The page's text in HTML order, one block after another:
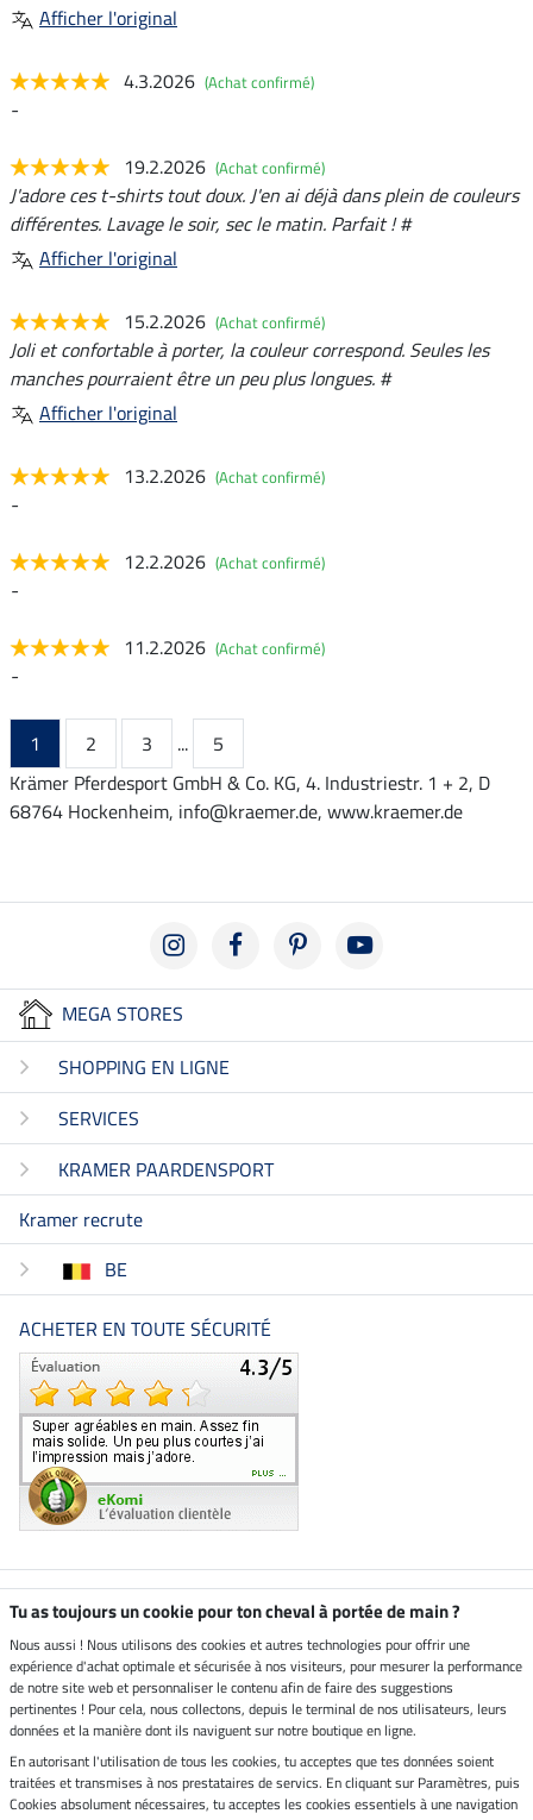
Afficher l'original
4.3.2026 (Achat confirmé)
-
19.2.2026 (Achat confirmé)
J'adore ces t-shirts tout doux. J'en ai déjà dans plein de couleurs
différentes. Lavage le soir, sec le matin. Parfait ! #
Afficher l'original
15.2.2026 (Achat confirmé)
Joli et confortable à porter, la couleur correspond. Seules les
manches pourraient être un peu plus longues. #
Afficher l'original
13.2.2026 (Achat confirmé)
-
12.2.2026 (Achat confirmé)
-
11.2.2026 (Achat confirmé)
-
1 2 3 ...
5
Krämer Pferdesport GmbH & Co. KG, 4. Industriestr. 1 + 2, D
68764 Hockenheim, info@kraemer.de, www.kraemer.de
MEGA STORES
SHOPPING EN LIGNE
SERVICES
KRAMER PAARDENSPORT
Kramer recrute
BE
ACHETER EN TOUTE SÉCURITÉ
Boutique climatiquement
neutre
Livraison par
Paiement sécurisé
Tu as toujours un cookie pour ton cheval à portée de main ?
Nous aussi ! Nous utilisons des cookies et autres technologies pour offrir une
expérience d'achat optimale et sécurisée à nos visiteurs, pour mesurer la performance
de notre site web et personnaliser le contenu afin de faire des suggestions
pertinentes ! Pour cela, nous collectons, depuis le terminal de nos utilisateurs, leurs
données et la manière dont ils naviguent sur notre boutique en ligne.
En autorisant l'utilisation de tous les cookies, tu acceptes que tes données soient
traitées et transmises à nos prestataires de servics. En cliquant sur Paramètres, puis
Cookies absolument nécessaires, tu acceptes les cookies essentiels à une navigation